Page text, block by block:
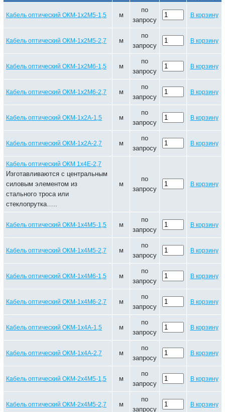
Кабель оптический ОКМ-1х2М5-1,5 м
по
запросу
В корзину
Кабель оптический ОКМ-1х2М5-2,7 м
по
запросу
В корзину
Кабель оптический ОКМ-1х2М6-1,5 м
по
запросу
В корзину
Кабель оптический ОКМ-1х2М6-2,7 м
по
запросу
В корзину
Кабель оптический ОКМ-1х2А-1,5 м
по
запросу
В корзину
Кабель оптический ОКМ-1х2А-2,7 м
по
запросу
В корзину
Кабель оптический ОКМ 1х4Е-2,7
Изготавливаются с центральным
силовым элементом из
стального троса или
стеклопрутка…..
м
по
запросу
В корзину
Кабель оптический ОКМ-1х4М5-1,5 м
по
запросу
В корзину
Кабель оптический ОКМ-1х4М5-2,7 м
по
запросу
В корзину
Кабель оптический ОКМ-1х4М6-1,5 м
по
запросу
В корзину
Кабель оптический ОКМ-1х4М6-2,7 м
по
запросу
В корзину
Кабель оптический ОКМ-1х4А-1,5 м
по
запросу
В корзину
Кабель оптический ОКМ-1х4А-2,7 м
по
запросу
В корзину
Кабель оптический ОКМ-2х4М5-1,5 м
по
запросу
В корзину
Кабель оптический ОКМ-2х4М5-2,7 м
по
запросу
В корзину